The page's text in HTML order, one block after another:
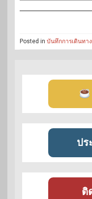
Posted in บันทึกการเดินทาง
ปร
ติ